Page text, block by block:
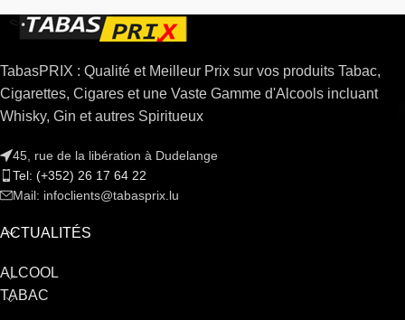
TabasPRIX : Qualité et Meilleur Prix sur vos produits Tabac,
Cigarettes, Cigares et une Vaste Gamme d'Alcools incluant
Whisky, Gin et autres Spiritueux
45, rue de la libération à Dudelange
Tel: (+352) 26 17 64 22
Mail: infoclients@tabasprix.lu
ACTUALITÉS
ALCOOL
TABAC